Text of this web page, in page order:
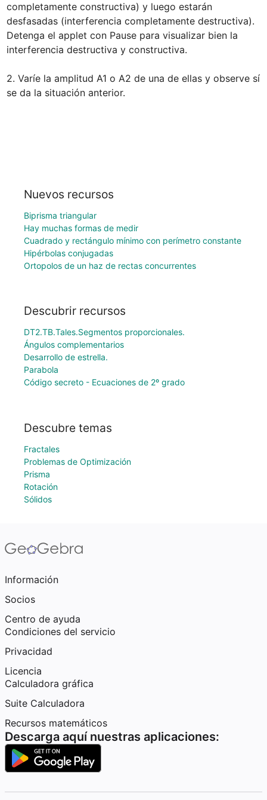
completamente constructiva) y luego estarán
desfasadas (interferencia completamente destructiva).
Detenga el applet con Pause para visualizar bien la
interferencia destructiva y constructiva.
2. Varíe la amplitud A1 o A2 de una de ellas y observe sí
se da la situación anterior.
Nuevos recursos
Biprisma triangular
Hay muchas formas de medir
Cuadrado y rectángulo mínimo con perímetro constante
Hipérbolas conjugadas
Ortopolos de un haz de rectas concurrentes
Descubrir recursos
DT2.TB.Tales.Segmentos proporcionales.
Ángulos complementarios
Desarrollo de estrella.
Parabola
Código secreto - Ecuaciones de 2º grado
Descubre temas
Fractales
Problemas de Optimización
Prisma
Rotación
Sólidos
Información
Socios
Centro de ayuda
Condiciones del servicio
Privacidad
Licencia
Calculadora gráfica
Suite Calculadora
Recursos matemáticos
Descarga aquí nuestras aplicaciones: